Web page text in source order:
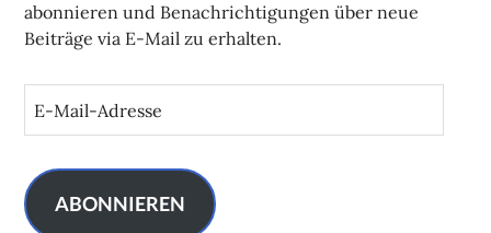
abonnieren und Benachrichtigungen über neue
Beiträge via E-Mail zu erhalten.
a
i
l
ABONNIEREN